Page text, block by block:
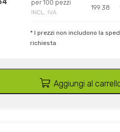
per 100 pezzi
INCL. IVA
199.38
* I prezzi non includono la
richiesta
Aggiungi al